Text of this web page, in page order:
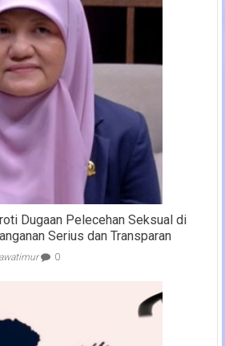
Dugaan Pelecehan Seksual di
Serius dan Transparan
0